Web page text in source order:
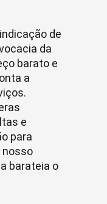
de
da
barato e
a
e
para
nosso
barateia o